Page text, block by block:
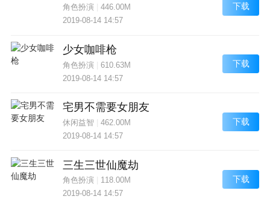
角色扮演| 446.00M
2019-08-14 14:57
下载
少女咖啡枪
角色扮演| 610.63M
2019-08-14 14:57
下载
宅男不需要女朋友
休闲益智
462.00M
2019-08-14 14:57
下载
三生三世仙魔劫
角色扮演| 118.00M
2019-08-14 14:57
下载